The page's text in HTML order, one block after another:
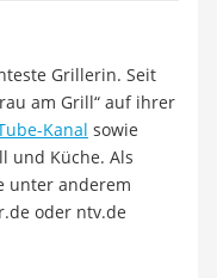
Grillerin. Seit
am Grill“ auf ihrer
Kanal sowie
und Küche. Als
unter anderem
oder ntv.de